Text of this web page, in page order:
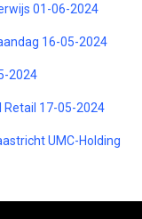
01-06-2024
16-05-2024
2024
Retail 17-05-2024
UMC-Holding